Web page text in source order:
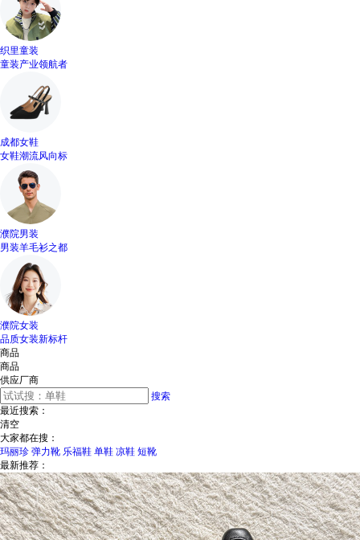
织里童装
童装产业领航者
成都女鞋
女鞋潮流风向标
濮院男装
男装羊毛衫之都
濮院女装
品质女装新标杆
商品
商品
供应厂商
搜索
最近搜索：
清空
大家都在搜：
玛丽珍 弹力靴 乐福鞋 单鞋 凉鞋 短靴
最新推荐：